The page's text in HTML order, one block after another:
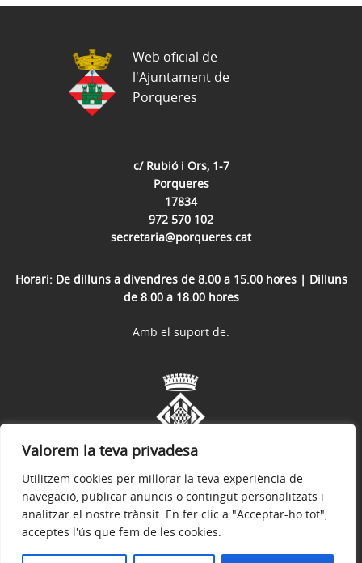
Valorem la teva privadesa
Utilitzem cookies per millorar la teva experiència de
navegació, publicar anuncis o contingut personalitzats i
analitzar el nostre trànsit. En fer clic a "Acceptar-ho tot",
acceptes l'ús que fem de les cookies.
c/ Rubió i Ors, 1-7
Porqueres
17834
972 570 102
secretaria@porqueres.cat
Horari: De dilluns a divendres de 8.00 a 15.00 hores | Dilluns
de 8.00 a 18.00 hores
Web oficial de
l'Ajuntament de
Porqueres
Avís legal Política de privacitat
Amb el suport de: